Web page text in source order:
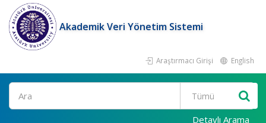
Akademik Veri Yönetim Sistemi
Araştırmacı Girişi English
Ara
Detaylı Arama